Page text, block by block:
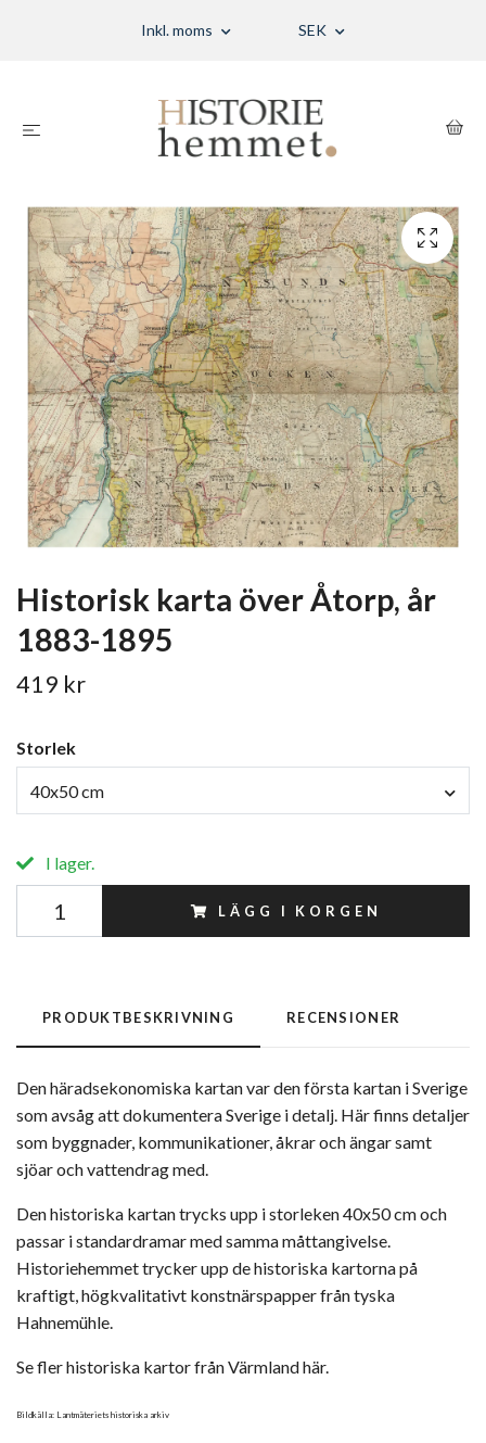
Inkl. moms SEK
Historisk karta över Åtorp, år
1883-1895
419 kr
Storlek
40x50 cm
I lager.
LÄGG I KORGEN
PRODUKTBESKRIVNING RECENSIONER
Den häradsekonomiska kartan var den första kartan i Sverige
som avsåg att dokumentera Sverige i detalj. Här finns detaljer
som byggnader, kommunikationer, åkrar och ängar samt
sjöar och vattendrag med.
Den historiska kartan trycks upp i storleken 40x50 cm och
passar i standardramar med samma måttangivelse.
Historiehemmet trycker upp de historiska kartorna på
kraftigt, högkvalitativt konstnärspapper från tyska
Hahnemühle.
Se fler historiska kartor från Värmland här.
Bildkälla: Lantmäteriets historiska arkiv